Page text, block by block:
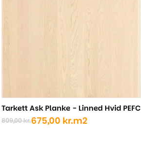
Tarkett Ask Planke - Linned Hvid PEFC
809,00kr.
Den
675,00 kr.
Den
m2